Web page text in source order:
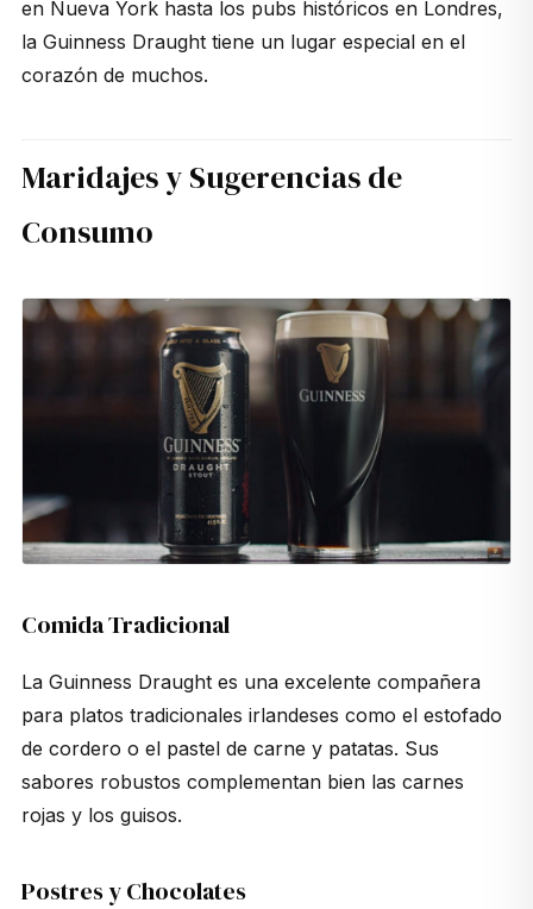
en Nueva York hasta los pubs históricos en Londres,
la Guinness Draught tiene un lugar especial en el
corazón de muchos.
Maridajes y Sugerencias de
Consumo
Comida Tradicional
La Guinness Draught es una excelente compañera
para platos tradicionales irlandeses como el estofado
de cordero o el pastel de carne y patatas. Sus
sabores robustos complementan bien las carnes
rojas y los guisos.
Postres y Chocolates